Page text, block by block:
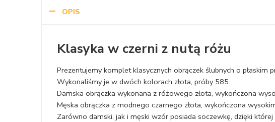
OPIS
Klasyka w czerni z nutą różu
Prezentujemy komplet klasycznych obrączek ślubnych o płaskim
Wykonaliśmy je w dwóch kolorach złota, próby 585.
Damska obrączka wykonana z różowego złota, wykończona
Męska obrączka z modnego czarnego złota, wykończona
Zarówno damski, jak i męski wzór posiada soczewkę, dzięki